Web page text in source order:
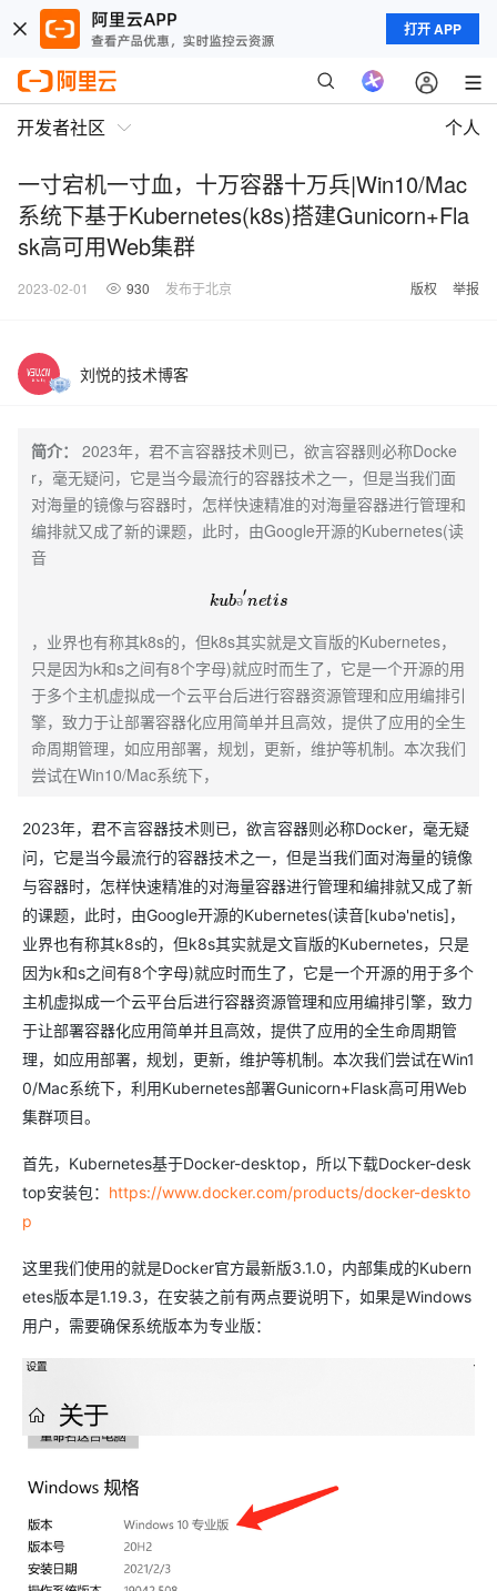
打开 APP
开发者社区 个人
一寸宕机一寸血，十万容器十万兵|Win10/Mac
系统下基于Kubernetes(k8s)搭建Gunicorn+Fla
sk高可用Web集群
2023-02-01 930 发布于北京 版权 举报
刘悦的技术博客
简介：
2023年，君不言容器技术则已，欲言容器则必称Docke
r，毫无疑问，它是当今最流行的容器技术之一，但是当我们面
对海量的镜像与容器时，怎样快速精准的对海量容器进行管理和
编排就又成了新的课题，此时，由Google开源的Kubernetes(读
音
ə
kubə′netis
，业界也有称其k8s的，但k8s其实就是文盲版的Kubernetes，
只是因为k和s之间有8个字母)就应时而生了，它是一个开源的用
于多个主机虚拟成一个云平台后进行容器资源管理和应用编排引
擎，致力于让部署容器化应用简单并且高效，提供了应用的全生
命周期管理，如应用部署，规划，更新，维护等机制。本次我们
尝试在Win10/Mac系统下，
2023年，君不言容器技术则已，欲言容器则必称Docker，毫无疑
问，它是当今最流行的容器技术之一，但是当我们面对海量的镜像
与容器时，怎样快速精准的对海量容器进行管理和编排就又成了新
的课题，此时，由Google开源的Kubernetes(读音[kubə'netis]，
业界也有称其k8s的，但k8s其实就是文盲版的Kubernetes，只是
因为k和s之间有8个字母)就应时而生了，它是一个开源的用于多个
主机虚拟成一个云平台后进行容器资源管理和应用编排引擎，致力
于让部署容器化应用简单并且高效，提供了应用的全生命周期管
理，如应用部署，规划，更新，维护等机制。本次我们尝试在Win1
0/Mac系统下，利用Kubernetes部署Gunicorn+Flask高可用Web
集群项目。
首先，Kubernetes基于Docker-desktop，所以下载Docker-desk
top安装包： https://www.docker.com/products/docker-deskto
p
这里我们使用的就是Docker官方最新版3.1.0，内部集成的Kubern
etes版本是1.19.3，在安装之前有两点要说明下，如果是Windows
用户，需要确保系统版本为专业版：